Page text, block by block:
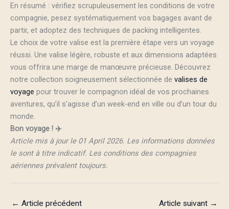
En résumé : vérifiez scrupuleusement les conditions de votre
compagnie, pesez systématiquement vos bagages avant de
partir, et adoptez des techniques de packing intelligentes.
Le choix de votre valise est la première étape vers un voyage
réussi. Une valise légère, robuste et aux dimensions adaptées
vous offrira une marge de manœuvre précieuse. Découvrez
notre collection soigneusement sélectionnée de valises de
voyage pour trouver le compagnon idéal de vos prochaines
aventures, qu’il s’agisse d’un week-end en ville ou d’un tour du
monde.
Bon voyage ! ✈️
Article mis à jour le 01 April 2026. Les informations données
le sont à titre indicatif. Les conditions des compagnies
aériennes prévalent toujours.
← Article précédent Article suivant →